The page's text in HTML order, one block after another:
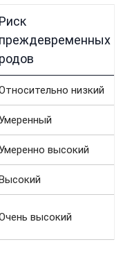
Риск
преждевременных
родов
низкий
высокий
высокий